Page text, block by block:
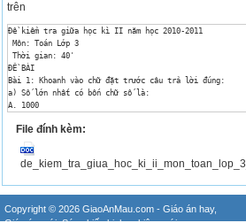
trên
Đề kiểm tra giữa học kì II năm học 2010-2011
Môn: Toán Lớp 3
Thời gian: 40'
ĐỀ BÀI
Bài 1: Khoanh vào chữ đặt trước câu trả lời đúng:
a) Số lớn nhất có bốn chữ số là:
A. 1000
C. 9990
D. 9999
b) Trong các số: 8756 ; 8765 ; 8675 ; 8576 số lớn
A. 8756
D. 8576
c) 3m5cm = ? cm
File đính kèm:
Copyright © 2026 GiaoAnMau.com - Giáo án hay,